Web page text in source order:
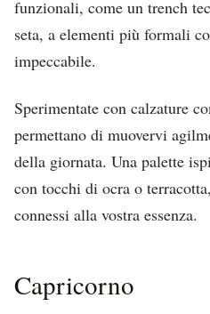
funzionali, come un trench
seta, a elementi più formali
impeccabile.
Sperimentate con calzature
permettano di muovervi
della giornata. Una palette
con tocchi di ocra o
connessi alla vostra essenza.
Capricorno